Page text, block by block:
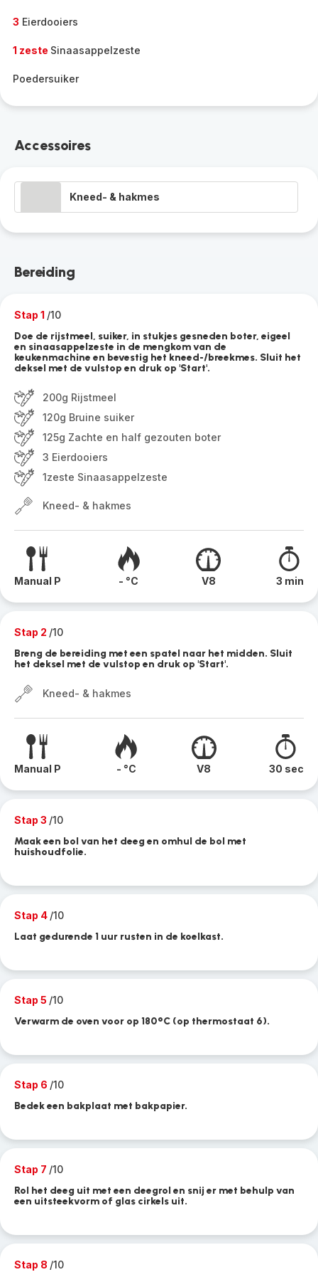
3 Eierdooiers
1 zeste Sinaasappelzeste
Poedersuiker
Accessoires
Kneed- & hakmes
Bereiding
Stap 1 /10
Doe de rijstmeel, suiker, in stukjes gesneden boter, eigeel
en sinaasappelzeste in de mengkom van de
keukenmachine en bevestig het kneed-/breekmes. Sluit het
deksel met de vulstop en druk op 'Start'.
200g Rijstmeel
120g Bruine suiker
125g Zachte en half gezouten boter
3 Eierdooiers
1zeste Sinaasappelzeste
Kneed- & hakmes
Manual P - °C V8 3 min
Stap 2 /10
Breng de bereiding met een spatel naar het midden. Sluit
het deksel met de vulstop en druk op 'Start'.
Kneed- & hakmes
Manual P - °C V8 30 sec
Stap 3 /10
Maak een bol van het deeg en omhul de bol met
huishoudfolie.
Stap 4 /10
Laat gedurende 1 uur rusten in de koelkast.
Stap 5 /10
Verwarm de oven voor op 180°C (op thermostaat 6).
Stap 6 /10
Bedek een bakplaat met bakpapier.
Stap 7 /10
Rol het deeg uit met een deegrol en snij er met behulp van
een uitsteekvorm of glas cirkels uit.
Stap 8 /10